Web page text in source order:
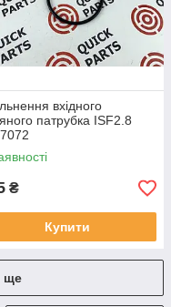
вхідного
патрубка ISF2.8
₴
Купити
ще